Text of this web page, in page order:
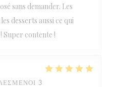
sans demander. Les
desserts aussi ce qui
Super contente !
3